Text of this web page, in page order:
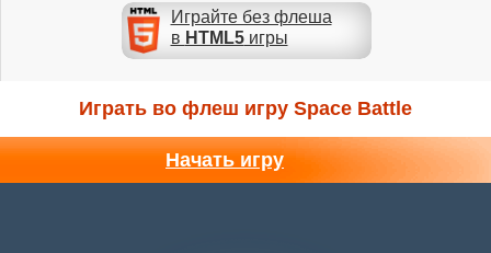
Играйте без флеша
в HTML5игры
Играть во флеш игру Space Battle
Начать игру